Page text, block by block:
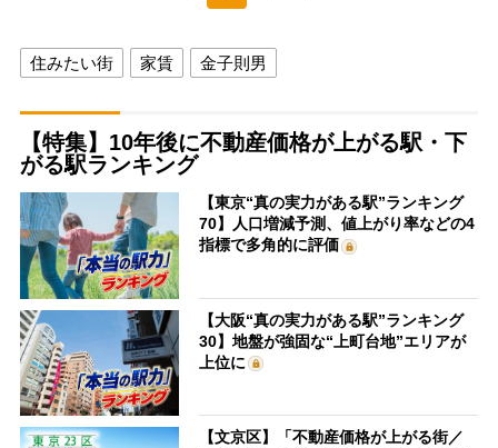
住みたい街 家賃 金子則男
【特集】10年後に不動産価格が上がる駅・下
がる駅ランキング
【東京“真の実力がある駅”ランキング
70】人口増減予測、値上がり率などの4
指標で多角的に評価
【大阪“真の実力がある駅”ランキング
30】地盤が強固な“上町台地”エリアが
上位に
【文京区】「不動産価格が上がる街／